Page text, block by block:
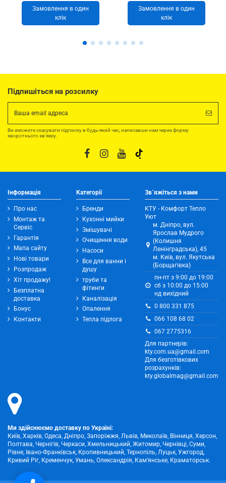
Замовлення в один
клік
Замовлення в один
клік
Підпишіться на розсилку
Ви зможете скасувати підписку в будь-який час, написавши нам через форму
зворотнього зв'язку.
Інформація
Про нас
Монтаж та
Сервіс
Гарантія
Мапа сайту
Нові товари
Розпродаж
Хіт продажу!
Безплатна
доставка
Бонус
Контакти
Категорії
Бренди
Кухонні мийки
Змішувачі
Очищення води
Насоси
Все для ванни і
душу
труби та
фітинги
Каналізація
Опалення
Тепла підлога
Зв`яжіться з нами
КТУ - Комфорт Тепло
Уют
м. Дніпро, вул.
Ярослав Мудрого
(Колишня
Ленінградська), 45
м. Київ, вул. Якутська
(Борщагівка)
пн-пт з 9:00 до 19:00
сб з 10:00 до 15:00
нд вихідний
0 800 331 875
066 108 68 02
067 2775316
Для партнерів:
kty.com.ua@gmail.com
Для безготівкових
розрахунків:
kty.globalmag@gmail.com
Ми здійснюємо доставку по Україні:
Київ, Харків, Одеса, Дніпро, Запоріжжя, Львів, Миколаїв, Вінниця, Херсон,
Полтава, Чернігів, Черкаси, Хмельницький, Житомир, Чернівці, Суми,
Рівне, Івано-Франківськ, Кропивницький, Тернопіль, Луцьк, Ужгород,
Кривий Ріг, Кременчук, Умань, Олександрія, Кам’янське, Краматорськ.